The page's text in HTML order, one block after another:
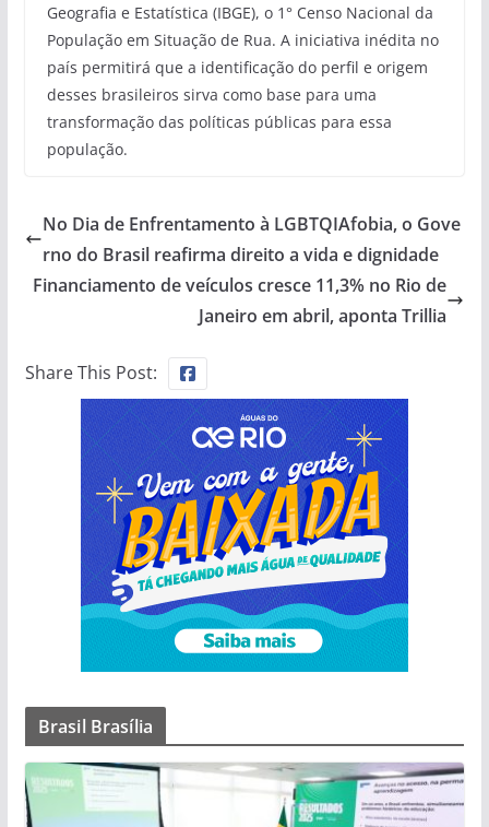
Geografia e Estatística (IBGE), o 1° Censo Nacional da
População em Situação de Rua. A iniciativa inédita no
país permitirá que a identificação do perfil e origem
desses brasileiros sirva como base para uma
transformação das políticas públicas para essa
população.
No Dia de Enfrentamento à LGBTQIAfobia, o Gove
rno do Brasil reafirma direito a vida e dignidade
Financiamento de veículos cresce 11,3% no Rio de
Janeiro em abril, aponta Trillia
Share This Post:
Brasil Brasília